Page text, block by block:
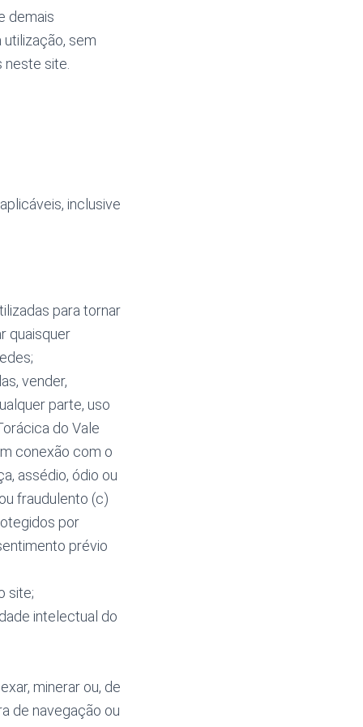
demais
sem
site.
inclusive
para tornar
quaisquer
vender,
parte, uso
do Vale
conexão com o
assédio, ódio ou
fraudulento (c)
por
prévio
site;
intelectual do
minerar ou, de
de navegação ou